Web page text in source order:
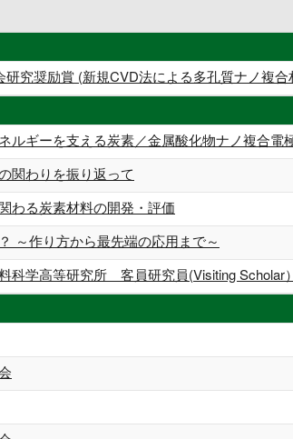
研究奨励賞 (新規CVD法による多孔質ナノ複
ルギーを支える炭素／金属酸化物ナノ複合電
関わりを振り返って
わる炭素材料の開発・評価
～作り方から最先端の応用まで～
科学高等研究所 客員研究員(Visiting Scholar）